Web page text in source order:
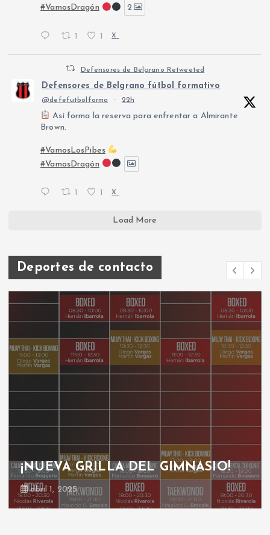
#VamosDragón
2
1 1 X
Defensores de Belgrano Retweeted
Defensores de Belgrano fútbol formativo
@defefutbolforma · 22h
Así forma la reserva para enfrentar a Almirante
Brown.
#VamosLosPibes
#VamosDragón
X
Load More
Deportes de contacto
¡NUEVA GRILLA DEL GIMNASIO!
abril 1, 2025